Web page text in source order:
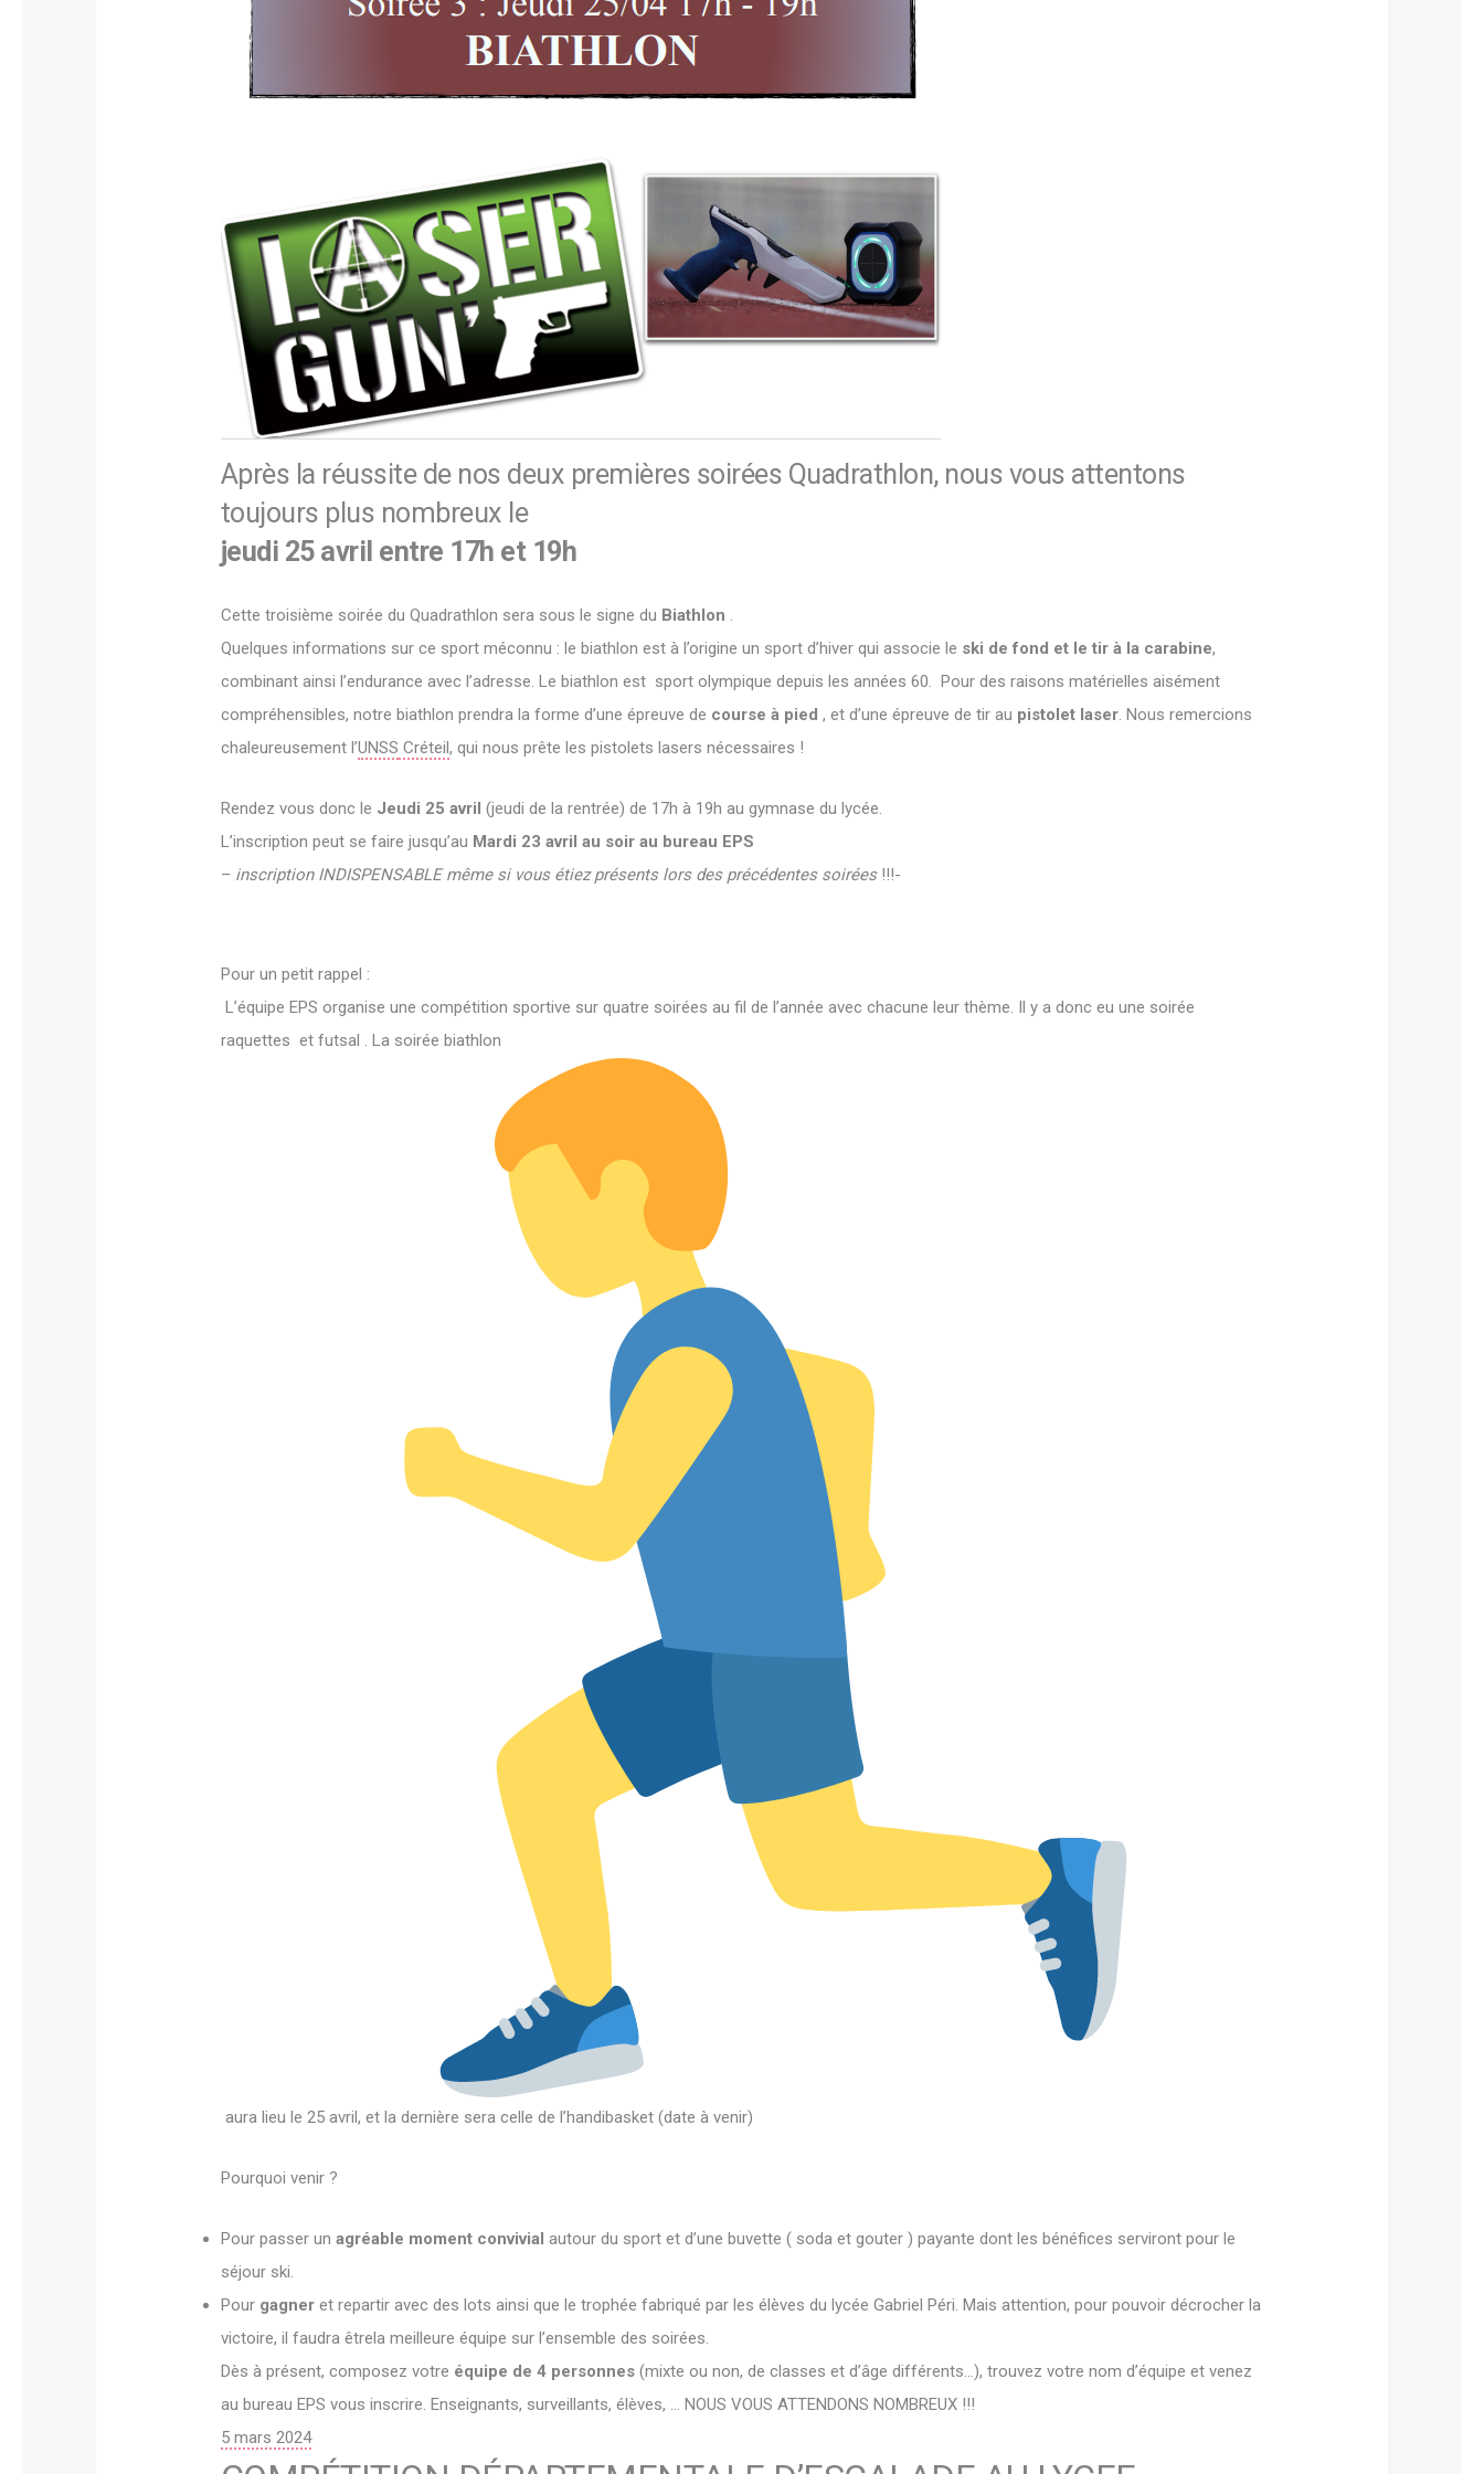
Après la réussite de nos deux premières soirées Quadrathlon, nous vous attentons
toujours plus nombreux le
jeudi 25 avril entre 17h et 19h
Cette troisième soirée du Quadrathlon sera sous le signe du Biathlon .
Quelques informations sur ce sport méconnu : le biathlon est à l’origine un sport d’hiver qui associe le ski de fond et le tir à la carabine,
combinant ainsi l’endurance avec l’adresse. Le biathlon est sport olympique depuis les années 60. Pour des raisons matérielles aisément
compréhensibles, notre biathlon prendra la forme d’une épreuve de course à pied , et d’une épreuve de tir au pistolet laser. Nous remercions
chaleureusement l’UNSS Créteil, qui nous prête les pistolets lasers nécessaires !
Rendez vous donc le Jeudi 25 avril (jeudi de la rentrée) de 17h à 19h au gymnase du lycée.
L’inscription peut se faire jusqu’au Mardi 23 avril au soir au bureau EPS
– inscription INDISPENSABLE même si vous étiez présents lors des précédentes soirées!!!-
Pour un petit rappel :
L’équipe EPS organise une compétition sportive sur quatre soirées au fil de l’année avec chacune leur thème. Il y a donc eu une soirée
raquettes et futsal . La soirée biathlon
aura lieu le 25 avril, et la dernière sera celle de l’handibasket (date à venir)
Pourquoi venir ?
Pour passer un agréable moment convivial autour du sport et d’une buvette ( soda et gouter ) payante dont les bénéfices serviront pour le
séjour ski.
Pour gagneret repartir avec des lots ainsi que le trophée fabriqué par les élèves du lycée Gabriel Péri. Mais attention, pour pouvoir décrocher la
victoire, il faudra êtrela meilleure équipe sur l’ensemble des soirées.
Dès à présent, composez votre équipe de 4 personnes(mixte ou non, de classes et d’âge différents…), trouvez votre nom d’équipe et venez
au bureau EPS vous inscrire. Enseignants, surveillants, élèves, … NOUS VOUS ATTENDONS NOMBREUX !!!
P
5 mars 2024